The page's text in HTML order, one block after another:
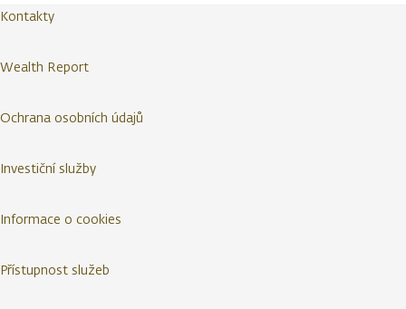
Kontakty
Wealth Report
Ochrana osobních údajů
Investiční služby
Informace o cookies
Přístupnost služeb